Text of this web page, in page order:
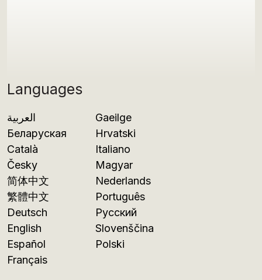
Languages
العربية
Беларуская
Català
Česky
简体中文
繁體中文
Deutsch
English
Español
Français
Gaeilge
Hrvatski
Italiano
Magyar
Nederlands
Português
Русский
Slovenščina
Polski